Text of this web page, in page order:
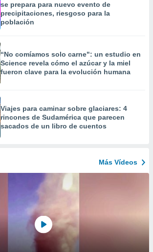
se prepara para nuevo evento de
precipitaciones, riesgoso para la
población
“No comíamos solo carne": un estudio en
Science revela cómo el azúcar y la miel
fueron clave para la evolución humana
Viajes para caminar sobre glaciares: 4
rincones de Sudamérica que parecen
sacados de un libro de cuentos
Más Vídeos